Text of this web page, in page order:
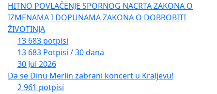
HITNO POVLAČENJE SPORNOG NACRTA ZAKONA O
IZMENAMA I DOPUNAMA ZAKONA O DOBROBITI
ŽIVOTINJA
13 683 potpisi
13 683 Potpisi / 30 dana
30 Jul 2026
Da se Dinu Merlin zabrani koncert u Kraljevu!
2 961 potpisi